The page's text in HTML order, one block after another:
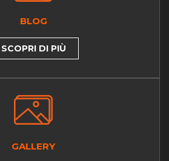
BLOG
SCOPRI DI PIÙ
GALLERY